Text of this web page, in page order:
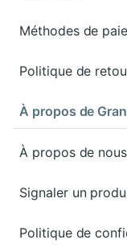
Méthodes de
Politique de
À propos de
À propos de nous
Signaler un
Politique de